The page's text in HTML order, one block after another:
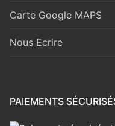
Carte Google MAPS
Nous Ecrire
PAIEMENTS